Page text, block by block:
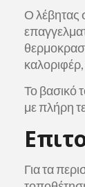
Ο λέβητας
Το βασικό
με πλήρη
Για τα